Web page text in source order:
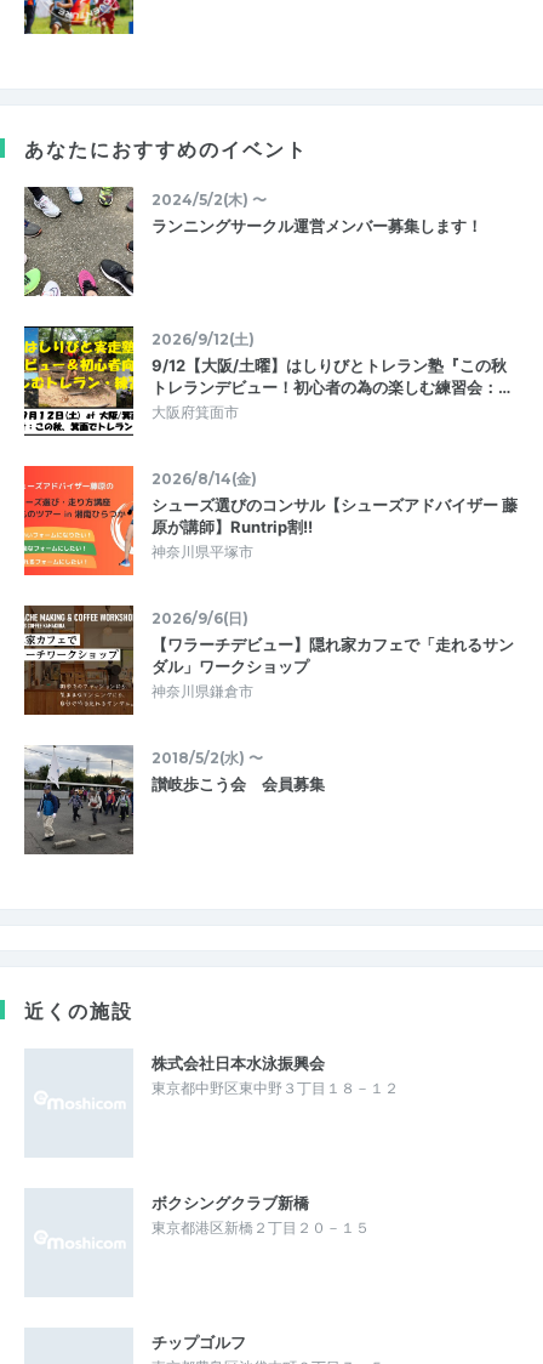
あなたにおすすめのイベント
2024/5/2(木) 〜
ランニングサークル運営メンバー募集します！
2026/9/12(土)
9/12【大阪/土曜】はしりびとトレラン塾『この秋
トレランデビュー！初心者の為の楽しむ練習会：…
大阪府箕面市
2026/8/14(金)
シューズ選びのコンサル【シューズアドバイザー 藤
原が講師】Runtrip割!!
神奈川県平塚市
2026/9/6(日)
【ワラーチデビュー】隠れ家カフェで「走れるサン
ダル」ワークショップ
神奈川県鎌倉市
2018/5/2(水) 〜
讃岐歩こう会 会員募集
近くの施設
株式会社日本水泳振興会
東京都中野区東中野３丁目１８－１２
ボクシングクラブ新橋
東京都港区新橋２丁目２０－１５
チップゴルフ